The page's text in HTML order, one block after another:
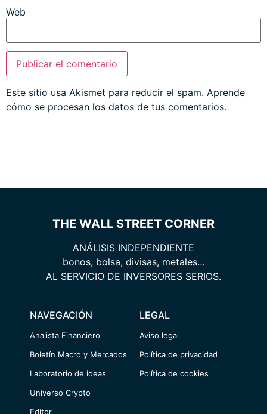
Web
Este sitio usa Akismet para reducir el spam. Aprende
cómo se procesan los datos de tus comentarios.
THE WALL STREET CORNER
ANÁLISIS INDEPENDIENTE
bonos, bolsa, divisas, metales…
AL SERVICIO DE INVERSORES SERIOS.
NAVEGACIÓN
Analista Financiero
Boletín Macro y Mercados
Laboratorio de ideas
Universo Crypto
Editor
LEGAL
Aviso legal
Política de privacidad
Política de cookies